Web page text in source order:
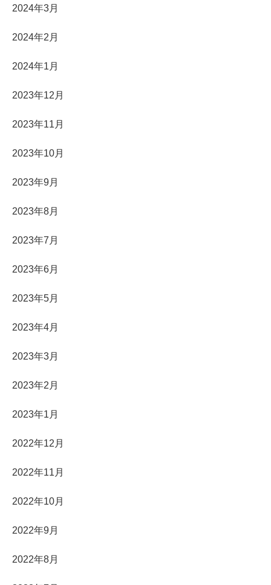
2024年3月
2024年2月
2024年1月
2023年12月
2023年11月
2023年10月
2023年9月
2023年8月
2023年7月
2023年6月
2023年5月
2023年4月
2023年3月
2023年2月
2023年1月
2022年12月
2022年11月
2022年10月
2022年9月
2022年8月